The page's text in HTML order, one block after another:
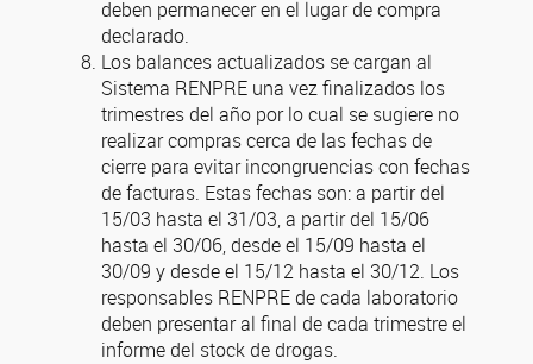
deben permanecer en el lugar de compra
declarado.
Los balances actualizados se cargan al
Sistema RENPRE una vez finalizados los
trimestres del año por lo cual se sugiere no
realizar compras cerca de las fechas de
cierre para evitar incongruencias con fechas
de facturas. Estas fechas son: a partir del
15/03 hasta el 31/03, a partir del 15/06
hasta el 30/06, desde el 15/09 hasta el
30/09 y desde el 15/12 hasta el 30/12. Los
responsables RENPRE de cada laboratorio
deben presentar al final de cada trimestre el
informe del stock de drogas.